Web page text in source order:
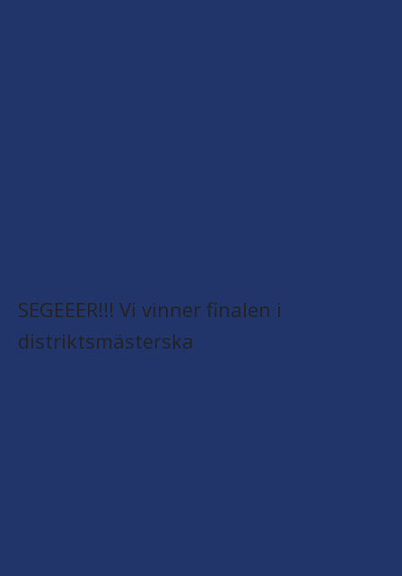
SEGEEER!!! Vi vinner finalen i
distriktsmästerska